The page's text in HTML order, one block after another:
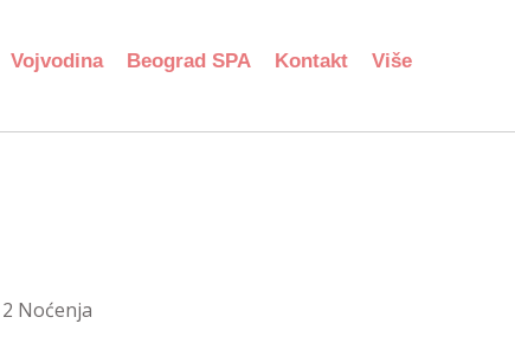
Vojvodina Beograd SPA Kontakt Više
2 Noćenja